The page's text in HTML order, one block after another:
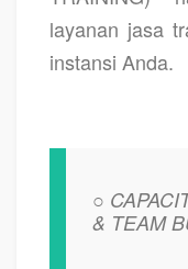
layanan jasa
instansi Anda.
& TEAM